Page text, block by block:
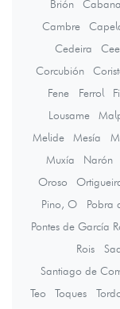
Brión
Cambre
Cedeira
Cee
Corcubión
Fene
Ferrol
Lousame
Melide
Mesía
Muxía
Narón
Oroso
Pino, O
Pobra
Pontes de García
Rois
Santiago de
Teo
Toques